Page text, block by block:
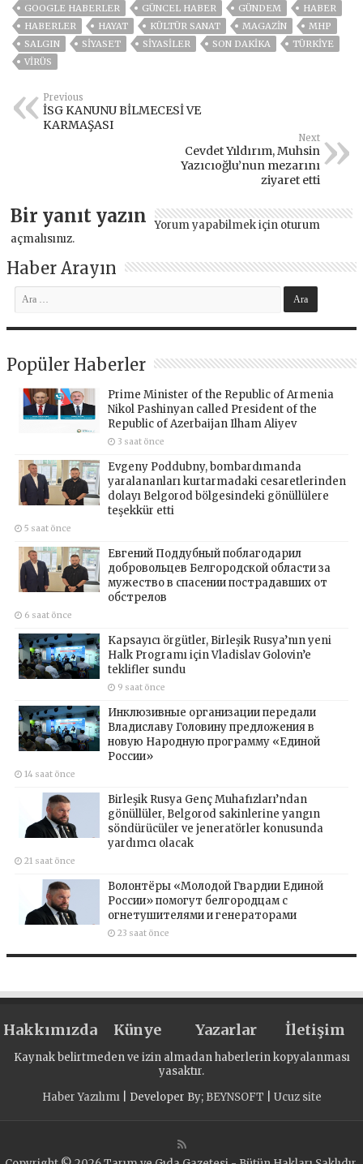
GOOGLE HABERLER
GÜNCEL HABER GÜNDEM
HABER
HABERLER
HAYAT KÜLTÜR SANAT MAGAZİN
MHP
SALGIN
SİYASET SİYASİLER SON DAKIKA
TÜRKİYE
VIRÜS
Previous
İSG KANUNU BİLMECESİ VE
KARMAŞASI
Next
Cevdet Yıldırım, Muhsin
Yazıcıoğlu’nun mezarını
ziyaret etti
Bir yanıt yazın Yorum yapabilmek için oturum
açmalısınız.
Haber Arayın
Popüler Haberler
Prime Minister of the Republic of Armenia
Nikol Pashinyan called President of the
Republic of Azerbaijan Ilham Aliyev
3 saat önce
Evgeny Poddubny, bombardımanda
yaralananları kurtarmadaki cesaretlerinden
dolayı Belgorod bölgesindeki gönüllülere
teşekkür etti
5 saat önce
Евгений Поддубный поблагодарил
добровольцев Белгородской области за
мужество в спасении пострадавших от
обстрелов
6 saat önce
Kapsayıcı örgütler, Birleşik Rusya’nın yeni
Halk Programı için Vladislav Golovin’e
teklifler sundu
9 saat önce
Инклюзивные организации передали
Владиславу Головину предложения в
новую Народную программу «Единой
России»
14 saat önce
Birleşik Rusya Genç Muhafızları’ndan
gönüllüler, Belgorod sakinlerine yangın
söndürücüler ve jeneratörler konusunda
yardımcı olacak
21 saat önce
Волонтёры «Молодой Гвардии Единой
России» помогут белгородцам с
огнетушителями и генераторами
23 saat önce
Hakkımızda Künye Yazarlar İletişim
Kaynak belirtmeden ve izin almadan haberlerin kopyalanması
yasaktır.
Haber Yazılımı| Developer By; BEYNSOFT Ucuz site